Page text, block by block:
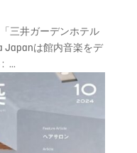
三井ガーデンホテル
Japanは館内音楽をデ
...